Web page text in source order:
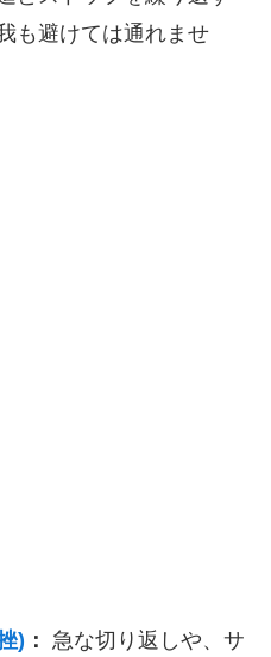
も避けては通れませ
) ：
急な切り返しや、サ